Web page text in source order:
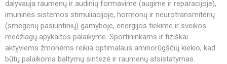
dalyvauja raumenų ir audinių formavime (augime ir reparacijoje),
imuninės sistemos stimuliacijoje, hormonų ir neurotransmiterių
(smegenų pasiuntinių) gamyboje, energijos tiekime ir sveikos
medžiagų apykaitos palaikyme. Sportininkams ir fiziškai
aktyviems žmonėms reikia optimalaus aminorūgščių kiekio, kad
būtų palaikoma baltymų sintezė ir raumenų atsistatymas.